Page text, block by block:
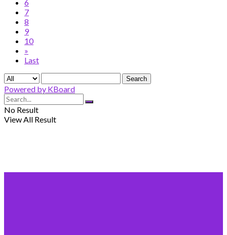
6
7
8
9
10
»
Last
Search
Powered by KBoard
No Result
View All Result